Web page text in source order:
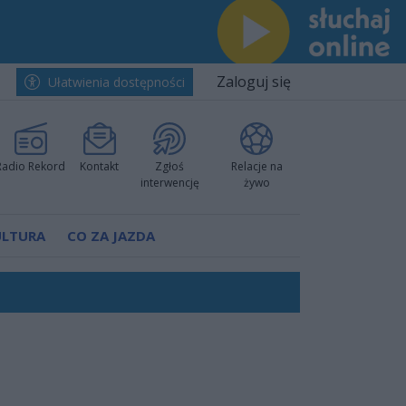
Ułatwienia dostępności Zaloguj się
Rekord Kontakt
Zgłoś
interwencję
Relacje na
żywo
CO ZA JAZDA